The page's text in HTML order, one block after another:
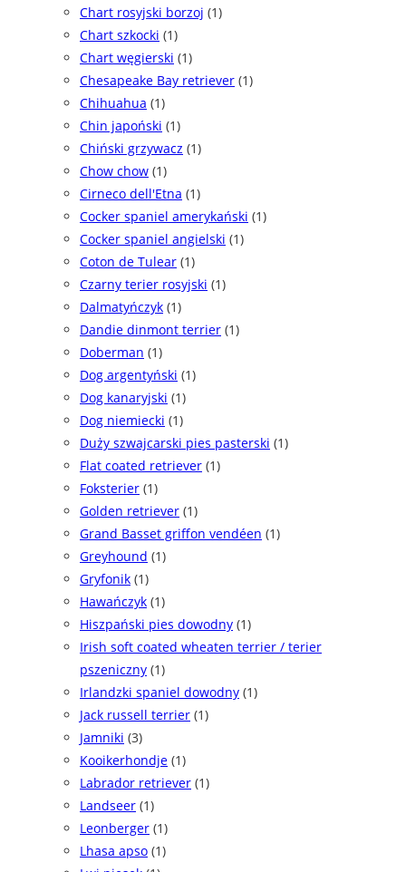
Chart rosyjski borzoj (1)
Chart szkocki (1)
Chart węgierski (1)
Chesapeake Bay retriever (1)
Chihuahua (1)
Chin japoński (1)
Chiński grzywacz (1)
Chow chow (1)
Cirneco dell'Etna (1)
Cocker spaniel amerykański (1)
Cocker spaniel angielski (1)
Coton de Tulear (1)
Czarny terier rosyjski (1)
Dalmatyńczyk (1)
Dandie dinmont terrier (1)
Doberman (1)
Dog argentyński (1)
Dog kanaryjski (1)
Dog niemiecki (1)
Duży szwajcarski pies pasterski (1)
Flat coated retriever (1)
Foksterier (1)
Golden retriever (1)
Grand Basset griffon vendéen (1)
Greyhound (1)
Gryfonik (1)
Hawańczyk (1)
Hiszpański pies dowodny (1)
Irish soft coated wheaten terrier / terier
pszeniczny (1)
Irlandzki spaniel dowodny (1)
Jack russell terrier (1)
Jamniki (3)
Kooikerhondje (1)
Labrador retriever (1)
Landseer (1)
Leonberger (1)
Lhasa apso (1)